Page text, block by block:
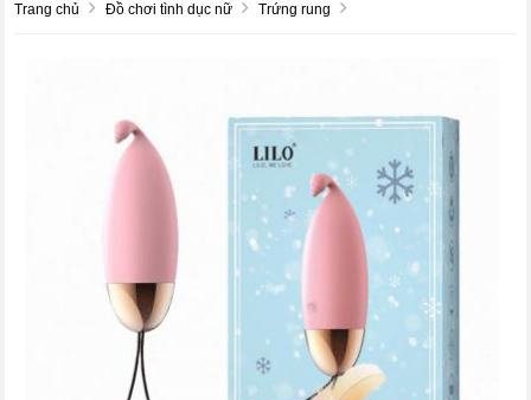
Trang chủ Đồ chơi tình dục nữ Trứng rung